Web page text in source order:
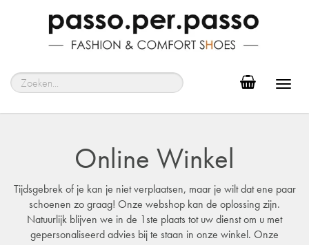
Online Winkel
Tijdsgebrek of je kan je niet verplaatsen, maar je wilt dat ene paar
schoenen zo graag! Onze webshop kan de oplossing zijn.
Natuurlijk blijven we in de 1ste plaats tot uw dienst om u met
gepersonaliseerd advies bij te staan in onze winkel. Onze